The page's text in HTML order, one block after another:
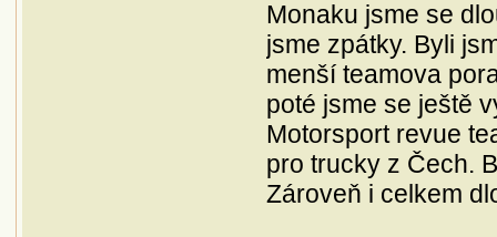
Monaku jsme se
jsme zpátky. Byli
menší teamova
poté jsme se ještě
Motorsport revue
pro trucky z Čech.
Zároveň i celkem